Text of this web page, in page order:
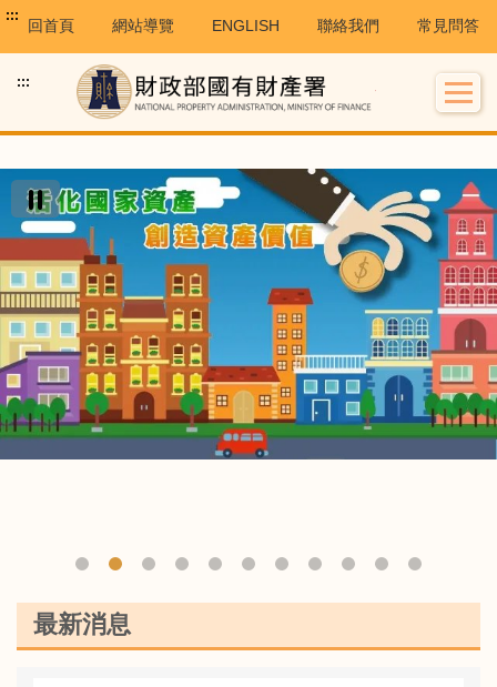
:::
回首頁 網站導覽 ENGLISH 聯絡我們 常見問答
:::
最新消息